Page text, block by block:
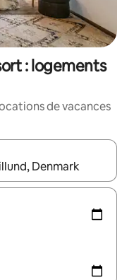
: logements
de vacances
les en utilisant